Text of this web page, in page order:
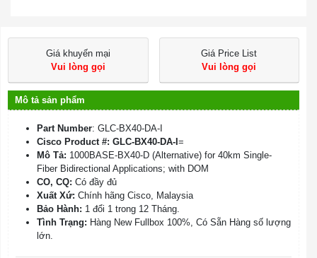
Giá khuyến mại
Vui lòng gọi
Giá Price List
Vui lòng gọi
Mô tả sản phẩm
Part Number: GLC-BX40-DA-I
Cisco Product #: GLC-BX40-DA-I =
Mô Tả: 1000BASE-BX40-D (Alternative) for 40km Single-
Fiber Bidirectional Applications; with DOM
CO, CQ: Có đầy đủ
Xuất Xứ: Chính hãng Cisco, Malaysia
Bảo Hành: 1 đổi 1 trong 12 Tháng.
Tình Trạng: Hàng New Fullbox 100%, Có Sẵn Hàng số lượng
lớn.